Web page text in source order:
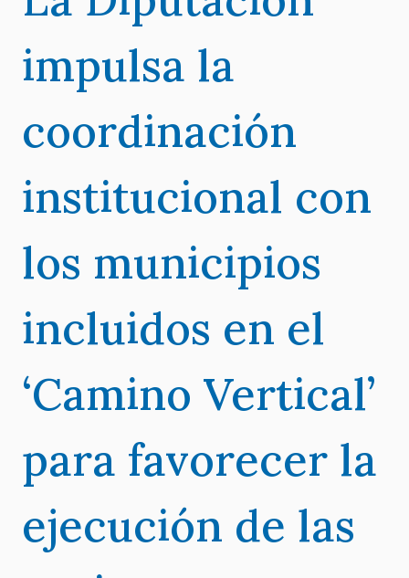
impulsa la
coordinación
institucional con
los municipios
incluidos en el
‘Camino Vertical’
para favorecer la
ejecución de las